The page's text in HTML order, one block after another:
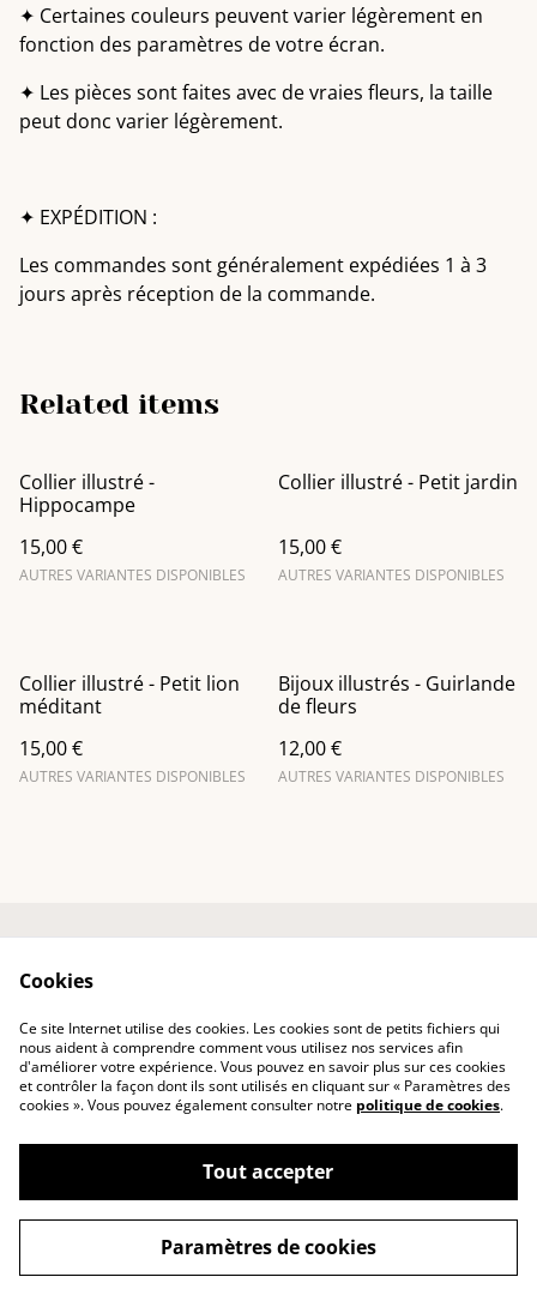
✦ Certaines couleurs peuvent varier légèrement en
fonction des paramètres de votre écran.
✦ Les pièces sont faites avec de vraies fleurs, la taille
peut donc varier légèrement.
✦ EXPÉDITION :
Les commandes sont généralement expédiées 1 à 3
jours après réception de la commande.
Related items
Collier illustré -
Hippocampe
15,00 €
AUTRES VARIANTES DISPONIBLES
Collier illustré - Petit jardin
15,00 €
AUTRES VARIANTES DISPONIBLES
Collier illustré - Petit lion
méditant
15,00 €
AUTRES VARIANTES DISPONIBLES
Bijoux illustrés - Guirlande
de fleurs
12,00 €
AUTRES VARIANTES DISPONIBLES
Entre em contato
Privacidade
Conditions générales
©2026Art Flowers France
powered by
Cookies
Ce site Internet utilise des cookies. Les cookies sont de petits fichiers qui
nous aident à comprendre comment vous utilisez nos services afin
d'améliorer votre expérience. Vous pouvez en savoir plus sur ces cookies
et contrôler la façon dont ils sont utilisés en cliquant sur « Paramètres des
cookies ». Vous pouvez également consulter notre politique de cookies.
Tout accepter
Paramètres de cookies